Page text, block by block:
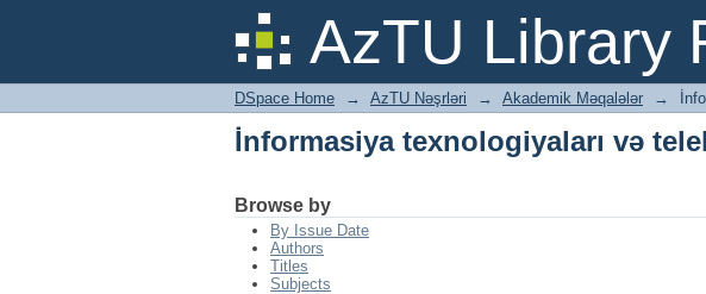
AzTU Library
İnformasiya texnologiyaları və
DSpace Home → AzTU Nəşrləri → Akademik Məqalələr →
İnformasiya texnologiyaları və
Browse by
By Issue Date
Authors
Titles
Subjects